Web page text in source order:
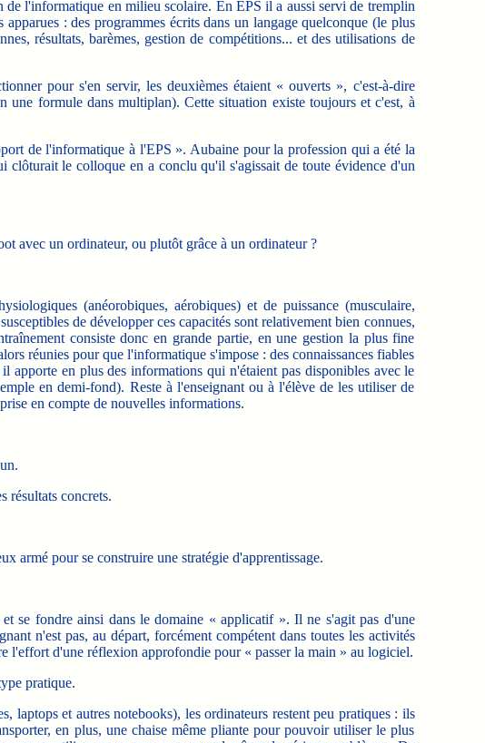
l'informatique en milieu scolaire. En EPS il a aussi servi de tremplin
: des programmes écrits dans un langage quelconque (le plus
résultats, barèmes, gestion de compétitions... et des utilisations de
pour s'en servir, les deuxièmes étaient « ouverts », c'est-à-dire
une formule dans multiplan). Cette situation existe toujours et c'est, à
de l'informatique à l'EPS ». Aubaine pour la profession qui a été la
clôturait le colloque en a conclu qu'il s'agissait de toute évidence d'un
avec un ordinateur, ou plutôt grâce à un ordinateur ?
(anéorobiques, aérobiques) et de puissance (musculaire,
de développer ces capacités sont relativement bien connues,
consiste donc en grande partie, en une gestion la plus fine
réunies pour que l'informatique s'impose : des connaissances fiables
apporte en plus des informations qui n'étaient pas disponibles avec le
en demi-fond). Reste à l'enseignant ou à l'élève de les utiliser de
en compte de nouvelles informations.
résultats concrets.
armé pour se construire une stratégie d'apprentissage.
se fondre ainsi dans le domaine « applicatif ». Il ne s'agit pas d'une
n'est pas, au départ, forcément compétent dans toutes les activités
l'effort d'une réflexion approfondie pour « passer la main » au logiciel.
pratique.
et autres notebooks), les ordinateurs restent peu pratiques : ils
en plus, une chaise même pliante pour pouvoir utiliser le plus